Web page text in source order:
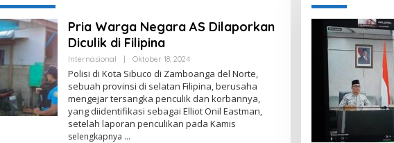
Pria Warga Negara AS Dilaporkan
Diculik di Filipina
Internasional Oktober 18, 2024O
E
H
A
D
M
I
Polisi di Kota Sibuco di Zamboanga del Norte,
sebuah provinsi di selatan Filipina, berusaha
mengejar tersangka penculik dan korbannya,
yang diidentifikasi sebagai Elliot Onil Eastman,
setelah laporan penculikan pada Kamis
selengkapnya